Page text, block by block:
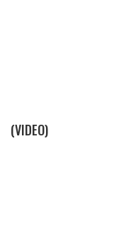
(VIDEO)